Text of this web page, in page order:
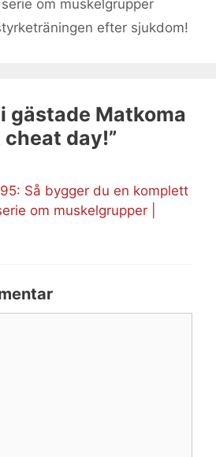
om muskelgrupper
efter sjukdom!
gästade Matkoma
day!”
Så bygger du en komplett
om muskelgrupper |